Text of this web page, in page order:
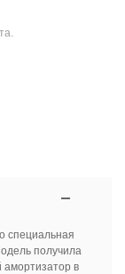
специальная
получила
амортизатор в